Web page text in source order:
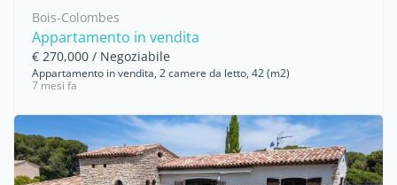
Bois-Colombes
Appartamento in vendita
€ 270,000 / Negoziabile
Appartamento in vendita, 2 camere da letto, 42 (m2)
7 mesi fa